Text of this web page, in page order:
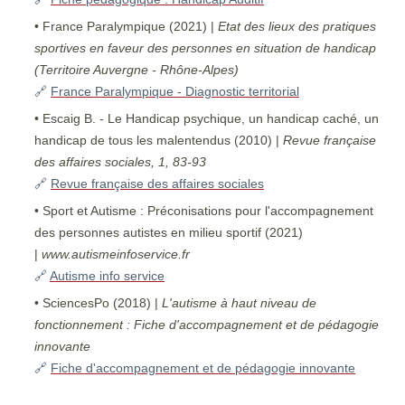
• France Paralympique (2021) | Etat des lieux des pratiques
sportives en faveur des personnes en situation de handicap
(Territoire Auvergne - Rhône-Alpes)
🔗 France Paralympique - Diagnostic territorial
• Escaig B. - Le Handicap psychique, un handicap caché, un
handicap de tous les malentendus (2010) | Revue française
des affaires sociales, 1, 83-93
🔗 Revue française des affaires sociales
• Sport et Autisme : Préconisations pour l'accompagnement
des personnes autistes en milieu sportif (2021)
| www.autismeinfoservice.fr
🔗 Autisme info service
• SciencesPo (2018) | L'autisme à haut niveau de
fonctionnement : Fiche d'accompagnement et de pédagogie
innovante
🔗 Fiche d'accompagnement et de pédagogie innovante